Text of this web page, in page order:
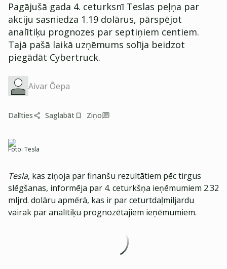
Pagājušā gada 4. ceturksnī Teslas peļņa par
akciju sasniedza 1.19 dolārus, pārspējot
analītiķu prognozes par septiņiem centiem.
Tajā pašā laikā uzņēmums solīja beidzot
piegādāt Cybertruck.
Aivar Õepa
Dalīties Saglabāt Ziņo
Foto: Tesla
Tesla, kas ziņoja par finanšu rezultātiem pēc tirgus
slēgšanas, informēja par 4. ceturkšņa ieņēmumiem 2.32
mljrd. dolāru apmērā, kas ir par ceturtdaļmiljardu
vairak par analītiķu prognozētajiem ieņēmumiem.